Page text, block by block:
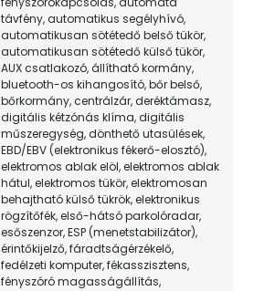
távfény, automatikus segélyhívó,
automatikusan sötétedő belső tükör,
automatikusan sötétedő külső tükör,
AUX csatlakozó, állítható kormány,
bluetooth-os kihangosító, bőr belső,
bőrkormány, centrálzár, deréktámasz,
digitális kétzónás klíma, digitális
műszeregység, dönthető utasülések,
EBD/EBV (elektronikus fékerő-elosztó),
elektromos ablak elöl, elektromos ablak
hátul, elektromos tükör, elektromosan
behajtható külső tükrök, elektronikus
rögzítőfék, első-hátsó parkolóradar,
esőszenzor, ESP (menetstabilizátor),
érintőkijelző, fáradtságérzékelő,
fedélzeti komputer, fékasszisztens,
fényszóró magasságállítás,